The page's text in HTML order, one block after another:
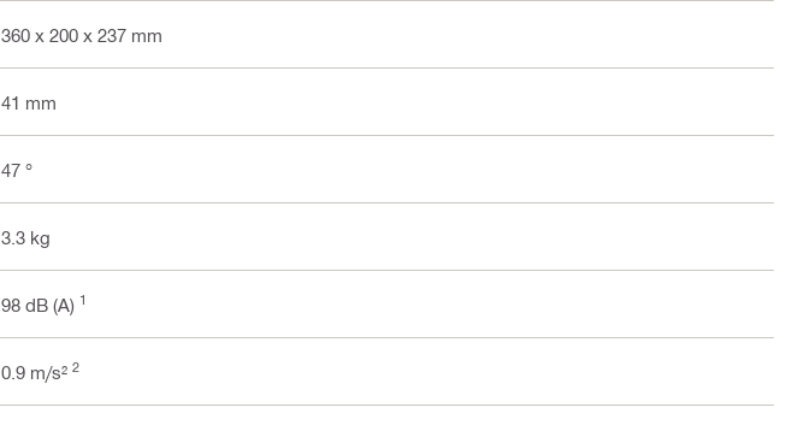
360 x 200 x 237 mm
41 mm
47 °
3.3 kg
98 dB (A) 1
0.9 m/s² 2